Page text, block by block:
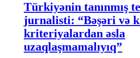
Türkiyənin tanınmış
jurnalisti: “Bəşəri və
kriteriyalardan əsla
uzaqlaşmamalıyıq”